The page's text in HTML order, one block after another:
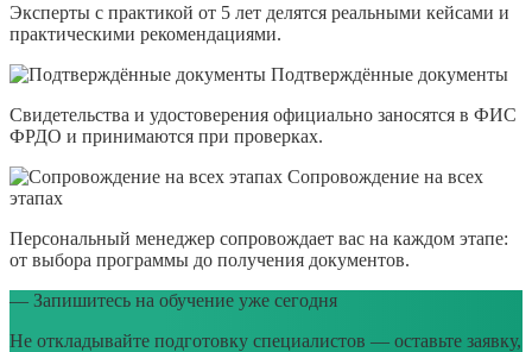
Эксперты с практикой от 5 лет делятся реальными кейсами и
практическими рекомендациями.
Подтверждённые документы
Свидетельства и удостоверения официально заносятся в ФИС
ФРДО и принимаются при проверках.
Сопровождение на всех
этапах
Персональный менеджер сопровождает вас на каждом этапе:
от выбора программы до получения документов.
— Запишитесь на обучение уже сегодня
Не откладывайте подготовку специалистов — оставьте заявку,